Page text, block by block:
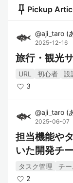
push_pin Pickup
@aji_taro (
2025-12-16
旅行・観光
URL 初心者
設
3
@aji_taro (
2025-06-07
担当機能や
いた開発チ
タスク管理 チー
2